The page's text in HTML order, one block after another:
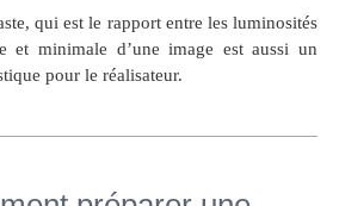
qui est le rapport entre les luminosités
et minimale d’une image est aussi un
pour le réalisateur.